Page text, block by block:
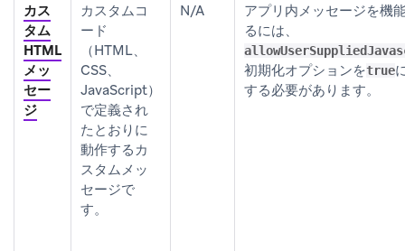
カス
タム
HTML
メッ
セー
ジ
カスタムコ
ード
（HTML、
CSS、
JavaScript）
で定義され
たとおりに
動作するカ
スタムメッ
セージで
す。
N/A
アプリ内メッセージを機
るには、
初期化オプションをtrue
する必要があります。